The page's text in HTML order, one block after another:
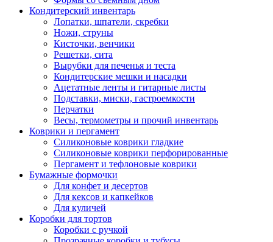
Кондитерский инвентарь
Лопатки, шпатели, скребки
Ножи, струны
Кисточки, венчики
Решетки, сита
Вырубки для печенья и теста
Кондитерские мешки и насадки
Ацетатные ленты и гитарные листы
Подставки, миски, гастроемкости
Перчатки
Весы, термометры и прочий инвентарь
Коврики и пергамент
Силиконовые коврики гладкие
Силиконовые коврики перфорированные
Пергамент и тефлоновые коврики
Бумажные формочки
Для конфет и десертов
Для кексов и капкейков
Для куличей
Коробки для тортов
Коробки с ручкой